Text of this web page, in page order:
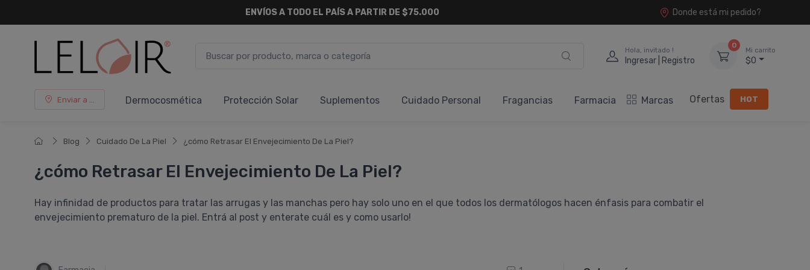
ENVÍOS A TODO EL PAÍS A PARTIR DE $75.000
Donde está mi pedido?
Hola, invitado !
Ingresar | Registro
0
Mi carrito
$0
Enviar a ... Dermocosmética Protección Solar Suplementos Cuidado Personal Fragancias Farmacia Marcas Ofertas HOT
Blog Cuidado De La Piel ¿cómo Retrasar El Envejecimiento De La Piel?
¿cómo Retrasar El Envejecimiento De La Piel?
Hay infinidad de productos para tratar las arrugas y las manchas pero hay solo uno en el que todos los dermatólogos hacen énfasis para combatir el
envejecimiento prematuro de la piel. Entrá al post y enterate cuál es y como usarlo!